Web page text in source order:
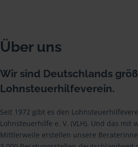
Über uns
Wir sind Deutschlands
Lohnsteuerhilfeverein.
Seit 1972 gibt es den
Lohnsteuerhilfe e. V. (VLH). Und das mit
Mittlerweile erstellen unsere